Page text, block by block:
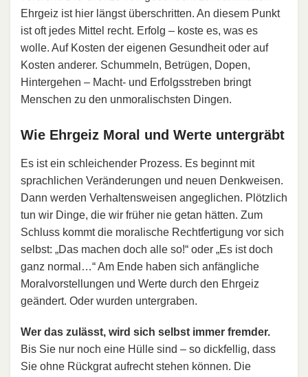
Ehrgeiz ist hier längst überschritten. An diesem Punkt
ist oft jedes Mittel recht. Erfolg – koste es, was es
wolle. Auf Kosten der eigenen Gesundheit oder auf
Kosten anderer. Schummeln, Betrügen, Dopen,
Hintergehen – Macht- und Erfolgsstreben bringt
Menschen zu den unmoralischsten Dingen.
Wie Ehrgeiz Moral und Werte untergräbt
Es ist ein schleichender Prozess. Es beginnt mit
sprachlichen Veränderungen und neuen Denkweisen.
Dann werden Verhaltensweisen angeglichen. Plötzlich
tun wir Dinge, die wir früher nie getan hätten. Zum
Schluss kommt die moralische Rechtfertigung vor sich
selbst: „Das machen doch alle so!“ oder „Es ist doch
ganz normal…“ Am Ende haben sich anfängliche
Moralvorstellungen und Werte durch den Ehrgeiz
geändert. Oder wurden untergraben.
Wer das zulässt, wird sich selbst immer fremder.
Bis Sie nur noch eine Hülle sind – so dickfellig, dass
Sie ohne Rückgrat aufrecht stehen können. Die